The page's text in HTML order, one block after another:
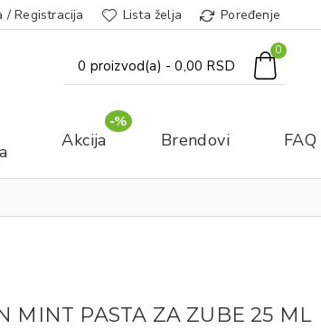
/ Registracija Lista želja Poređenje
0 proizvod(a) - 0,00 RSD
0
Akcija
-%
Brendovi FAQ
MINT PASTA ZA ZUBE 25 ML